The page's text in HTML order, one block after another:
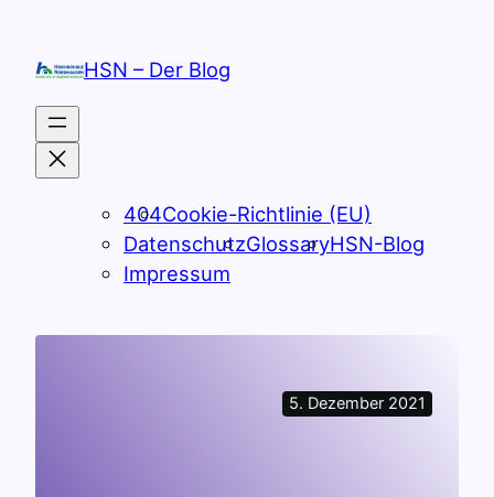
springenHSN – Der Blog
404Cookie-Richtlinie (EU)
DatenschutzGlossaryHSN-Blog
Impressum
5. Dezember 2021